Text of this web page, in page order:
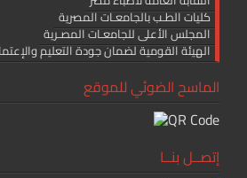
كليات الطـب بالجامعـات المصرية
المجلس الأعلى للجامعـات المصـرية
الهيئة القومية لضمان جودة التعليم
الماسح الضوئي للموقع
إتصــل بنــا